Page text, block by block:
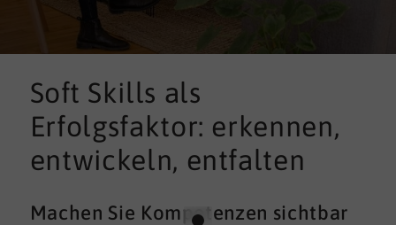
Soft Skills als
Erfolgsfaktor: erkennen,
entwickeln, entfalten
Machen Sie Kompetenzen sichtbar